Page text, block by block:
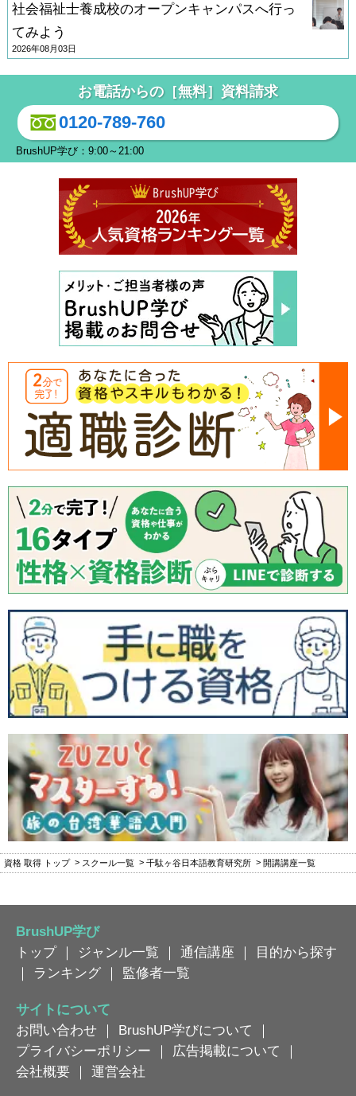
社会福祉士養成校のオープンキャンパスへ行っ
てみよう
2026年08月03日
お電話からの［無料］資料請求
0120-789-760
BrushUP学び：9:00～21:00
資格 取得 トップ スクール一覧 千駄ヶ谷日本語教育研究所 開講講座一覧
BrushUP学び
トップ｜ ジャンル一覧 ｜ 通信講座 ｜
目的から探す
｜
ランキング ｜ 監修者一覧
サイトについて
お問い合わせ ｜ BrushUP学びについて
｜
プライバシーポリシー ｜ 広告掲載について
｜
会社概要 ｜ 運営会社